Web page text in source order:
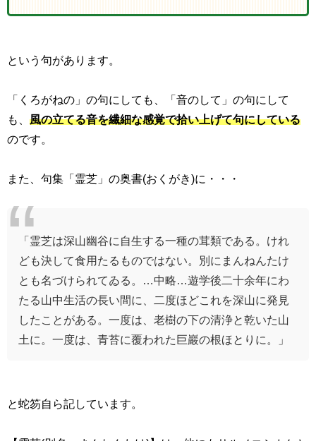
という句があります。
「くろがねの」の句にしても、「音のして」の句にして
も、 風の立てる音を繊細な感覚で拾い上げて句にしている
のです。
また、句集「霊芝」の奥書(おくがき)に・・・
「霊芝は深山幽谷に自生する一種の茸類である。けれ
ども決して食用たるものではない。別にまんねんたけ
とも名づけられてゐる。…中略…遊学後二十余年にわ
たる山中生活の長い間に、二度ほどこれを深山に発見
したことがある。一度は、老樹の下の清浄と乾いた山
土に。一度は、青苔に覆われた巨巖の根ほとりに。」
と蛇笏自ら記しています。